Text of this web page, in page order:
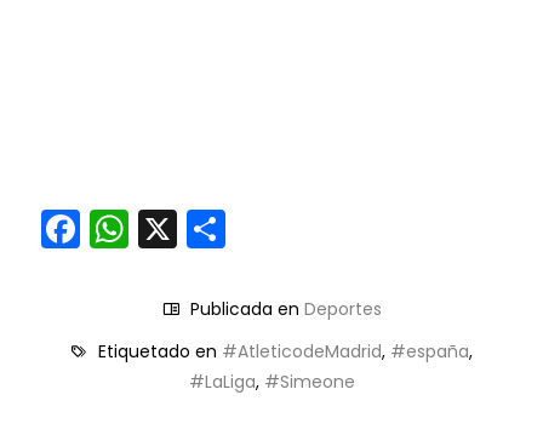
Facebook
WhatsApp
X
Publicada en Deportes
Etiquetado en #AtleticodeMadrid, #españa,
#LaLiga, #Simeone